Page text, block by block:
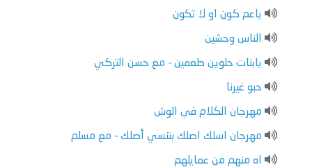
ياعم كون او لا تكون
الناس وحشين
يابنات حلوين طعمين - مع حسن التركي
حبو غيرنا
مهرجان الكلام في الوش
مهرجان اسلك اصلك بتنسي أصلك - مع مسلم
اه منهم من عمايلهم